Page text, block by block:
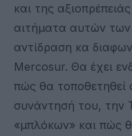
και της
αιτήματα αυτών
αντίδραση κα
Μercosur. Θα έχει
πώς θα
συνάντησή του, την
«μπλόκων» και πώς